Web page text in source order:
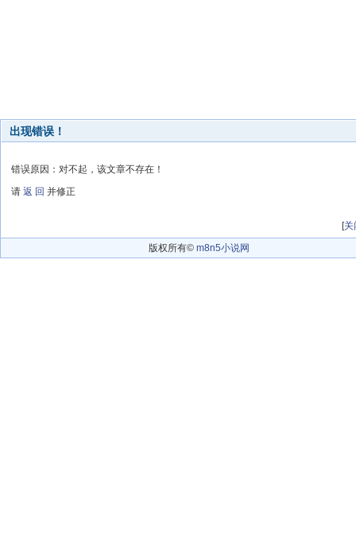
出现错误！
错误原因：对不起，该文章不存在！
请 返 回 并修正
[关
版权所有© m8n5小说网